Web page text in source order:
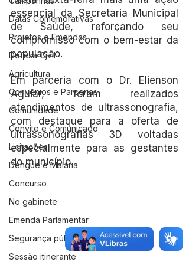
Datas Comemorativas
Projetos e Emendas
Defesa Civil
Agricultura
Convênios e Parcerias
Comunidade
Convite e Comunicado
Licitações
Dengue e Malária
Concurso
No gabinete
Emenda Parlamentar
Segurança pública
Sessão itinerante
essencial da Secretaria Municipal
de Saúde, reforçando seu
compromisso com o bem-estar da
população.
Em parceria com o Dr. Elienson
Aguiar, foram realizados
atendimentos de ultrassonografia,
com destaque para a oferta de
ultrassonografias 3D voltadas
especialmente para as gestantes
do município.